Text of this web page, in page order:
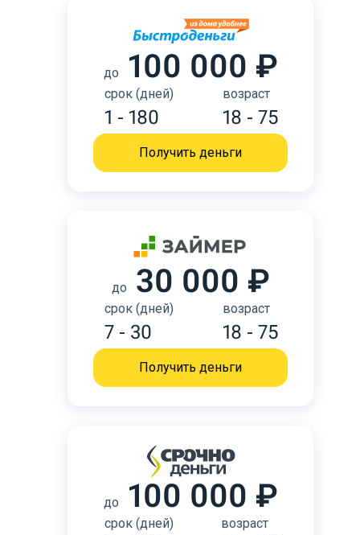
до 100 000 ₽
срок (дней)
1 - 180
возраст
18 - 75
Получить деньги
до 30 000 ₽
срок (дней)
7 - 30
возраст
18 - 75
Получить деньги
до 100 000 ₽
срок (дней) возраст